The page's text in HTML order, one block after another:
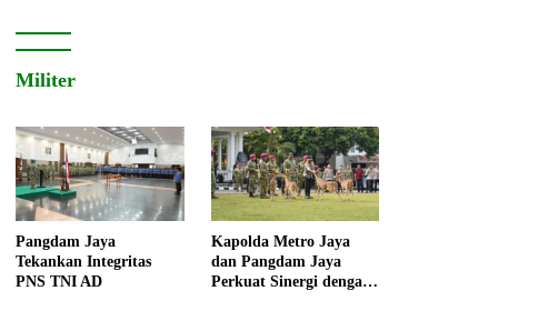
Militer
Pangdam Jaya
Tekankan Integritas
PNS TNI AD
Kapolda Metro Jaya
dan Pangdam Jaya
Perkuat Sinergi dengan